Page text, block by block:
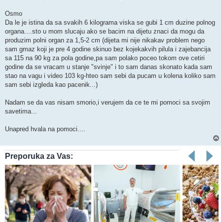
Osmo
Da le je istina da sa svakih 6 kilograma viska se gubi 1 cm duzine polnog
organa....sto u mom slucaju ako se bacim na dijetu znaci da mogu da
produzim polni organ za 1,5-2 cm (dijeta mi nije nikakav problem nego
sam gmaz koji je pre 4 godine skinuo bez kojekakvih pilula i zajebancija
sa 115 na 90 kg za pola godine,pa sam polako poceo tokom ove cetiri
godine da se vracam u stanje "svinje" i to sam danas skonato kada sam
stao na vagu i video 103 kg-hteo sam sebi da pucam u kolena koliko sam
sam sebi izgleda kao pacenik...)
Nadam se da vas nisam smorio,i verujem da ce te mi pomoci sa svojim
savetima...
Unapred hvala na pomoci....
Preporuka za Vas: